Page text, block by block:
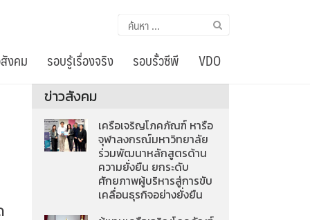
ค้นหา
งคม รอบรู้เรื่องจริง รอบรั้วซีพี VDO
ข่าวสังคม
เครือเจริญโภคภัณฑ์ หารือ
จุฬาลงกรณ์มหาวิทยาลัย
ร่วมพัฒนาหลักสูตรด้าน
ความยั่งยืน ยกระดับ
ศักยภาพผู้บริหารสู่การขับ
เคลื่อนธุรกิจอย่างยั่งยืน